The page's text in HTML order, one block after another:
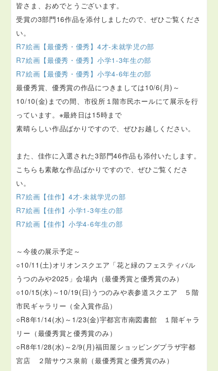
皆さま、おめでとうございます。
受賞の3部門16作品を添付しましたので、ぜひご覧くださ
い。
R7絵画【最優秀・優秀】4才-未就学児の部
R7絵画【最優秀・優秀】小学1-3年生の部
R7絵画【最優秀・優秀】小学4-6年生の部
最優秀賞、優秀賞の作品につきましては10/6(月)～
10/10(金)までの間、市役所１階市民ホールにて展示を行
っています。※最終日は15時まで
素晴らしい作品ばかりですので、ぜひお越しください。
また、佳作に入選された3部門46作品も添付いたします。
こちらも素敵な作品ばかりですので、ぜひご覧くださ
い。
R7絵画【佳作】4才-未就学児の部
R7絵画【佳作】小学1-3年生の部
R7絵画【佳作】小学4-6年生の部
～今後の展示予定～
○10/11(土)オリオンスクエア「花と緑のフェスティバル
うつのみや2025」会場内（最優秀賞と優秀賞のみ）
○10/15(水)～10/19(日)うつのみや表参道スクエア ５階
市民ギャラリー（全入賞作品）
○R8年1/14(水)～1/23(金)宇都宮市南図書館 １階ギャラ
リー（最優秀賞と優秀賞のみ）
○R8年1/28(水)～2/9(月)福田屋ショッピングプラザ宇都
宮店 ２階サウス泉前（最優秀賞と優秀賞のみ）